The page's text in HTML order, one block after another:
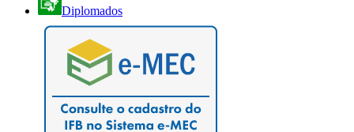
Diplomados